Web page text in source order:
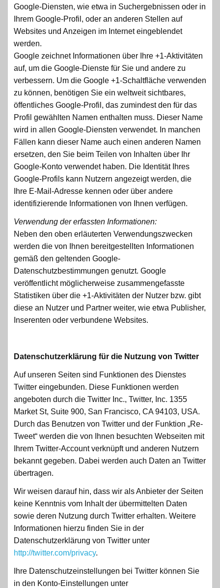
Google-Diensten, wie etwa in Suchergebnissen oder in
Ihrem Google-Profil, oder an anderen Stellen auf
Websites und Anzeigen im Internet eingeblendet
werden.
Google zeichnet Informationen über Ihre +1-Aktivitäten
auf, um die Google-Dienste für Sie und andere zu
verbessern. Um die Google +1-Schaltfläche verwenden
zu können, benötigen Sie ein weltweit sichtbares,
öffentliches Google-Profil, das zumindest den für das
Profil gewählten Namen enthalten muss. Dieser Name
wird in allen Google-Diensten verwendet. In manchen
Fällen kann dieser Name auch einen anderen Namen
ersetzen, den Sie beim Teilen von Inhalten über Ihr
Google-Konto verwendet haben. Die Identität Ihres
Google-Profils kann Nutzern angezeigt werden, die
Ihre E-Mail-Adresse kennen oder über andere
identifizierende Informationen von Ihnen verfügen.
Verwendung der erfassten Informationen:
Neben den oben erläuterten Verwendungszwecken
werden die von Ihnen bereitgestellten Informationen
gemäß den geltenden Google-
Datenschutzbestimmungen genutzt. Google
veröffentlicht möglicherweise zusammengefasste
Statistiken über die +1-Aktivitäten der Nutzer bzw. gibt
diese an Nutzer und Partner weiter, wie etwa Publisher,
Inserenten oder verbundene Websites.
Datenschutzerklärung für die Nutzung von Twitter
Auf unseren Seiten sind Funktionen des Dienstes
Twitter eingebunden. Diese Funktionen werden
angeboten durch die Twitter Inc., Twitter, Inc. 1355
Market St, Suite 900, San Francisco, CA 94103, USA.
Durch das Benutzen von Twitter und der Funktion „Re-
Tweet“ werden die von Ihnen besuchten Webseiten mit
Ihrem Twitter-Account verknüpft und anderen Nutzern
bekannt gegeben. Dabei werden auch Daten an Twitter
übertragen.
Wir weisen darauf hin, dass wir als Anbieter der Seiten
keine Kenntnis vom Inhalt der übermittelten Daten
sowie deren Nutzung durch Twitter erhalten. Weitere
Informationen hierzu finden Sie in der
Datenschutzerklärung von Twitter unter
http://twitter.com/privacy.
Ihre Datenschutzeinstellungen bei Twitter können Sie
in den Konto-Einstellungen unter